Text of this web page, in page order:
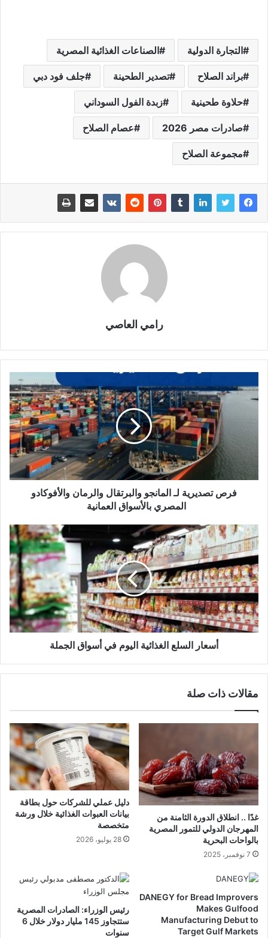
التجارة الدولية الصناعات الغذائية المصرية
براند الصلاح تصدير الطحينة جلف فود دبي
حلاوة طحينية زبدة الفول السوداني
صادرات مصر 2026 عصام الصلاح
مجموعة الصلاح
رامي العاصي
فرص تصديرية لـ المانجو والبرتقال والرمان والأفوكادو
المصري بالأسواق العمانية
أسعار السلع الغذائية اليوم في أسواق الجملة
مقالات ذات صلة
غدًا .. انطلاق الدورة الثامنة من
المهرجان الدولي للتمور المصرية
بالواحات البحرية
7 نوفمبر، 2025
دليل عملي للشركات حول بطاقة
بيانات العبوات الغذائية خلال ورشة
متخصصة
28 يوليو، 2026
DANEGY for Bread Improvers
Makes Gulfood
Manufacturing Debut to
Target Gulf Markets
رئيس الوزراء: الصادرات المصرية
ستتجاوز 145 مليار دولار خلال 6
سنوات